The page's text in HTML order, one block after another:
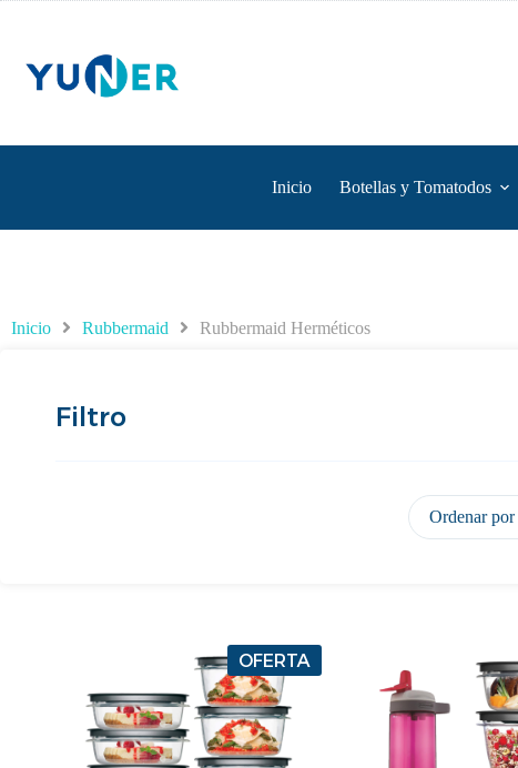
Inicio Botellas y Tomatodos
Inicio Rubbermaid Rubbermaid Herméticos
Filtro
Ordenar por
OFERTA